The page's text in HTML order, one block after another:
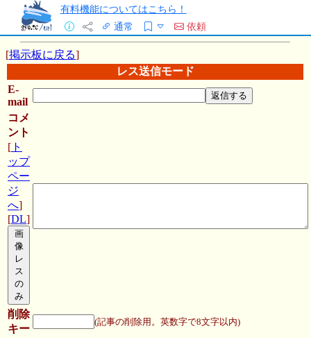
有料機能についてはこちら！
通常
依頼